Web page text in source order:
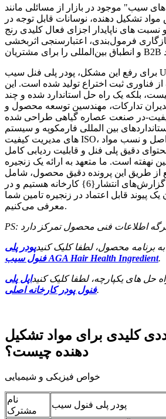
سیب" موجود در بازار از مسائلی مانند
تشکیل دهنده، نوسانات قابل توجه در
های ناپایدار اجزای فعال کلیدی رنج
فرمول‌بندی، اعتبارسنجی اثربخشی
برای رفع این مشکل، پودر پلی فنل سیب UV 70% خود را معرفی
از فناوری ثبت اختراع تولید شده است. این
بلکه یک راه حل استاندارد شده و چند
تدارکات، مهندسین توسعه محصول و
در صنعت عصاره گیاهی طراحی شده
بین المللی فارمکوپه و سیستم
های مدیریت کیفیت ISO، ارزش اصلی آن در اصل و نسب مواد
دقیق پلی فنل و قابلیت ردیابی کامل
نهفته است. ما متعهد به ارائه یک زنجیره
از طریق این پرونده دقیق محصول، شامل
ساختار مولکولی تا گزارش‌های انتشار{6} کارخانه هستیم و در
یک پیوند قابل اعتماد در زنجیره تامین شما
معرفی می‌کنیم.
برنامه محصول، لطفا کلیک کنیدپودر پلی
فنول سیب AGA Hair Health Ingredient.
حل های یکپارچه، لطفا کلیک کنیداپل پلی
فنول پودر کارخانه اصلی.
کلیدی برای مواد تشکیل
دهنده چیست؟
خواص فیزیکی و شیمیایی
نام
مشترک
پودر پلی فنول سیب